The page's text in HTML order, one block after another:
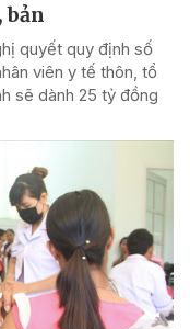
bản
quyết quy định số
viên y tế thôn, tổ
sẽ dành 25 tỷ đồng